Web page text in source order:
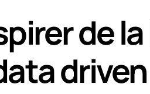
de la